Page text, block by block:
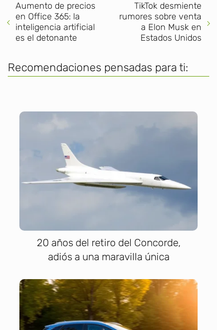
Aumento de precios
en Office 365: la
inteligencia artificial
es el detonante
TikTok desmiente
rumores sobre venta
a Elon Musk en
Estados Unidos
Recomendaciones pensadas para ti:
20 años del retiro del Concorde,
adiós a una maravilla única